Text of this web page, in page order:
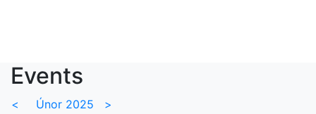
Events
< Únor 2025
>